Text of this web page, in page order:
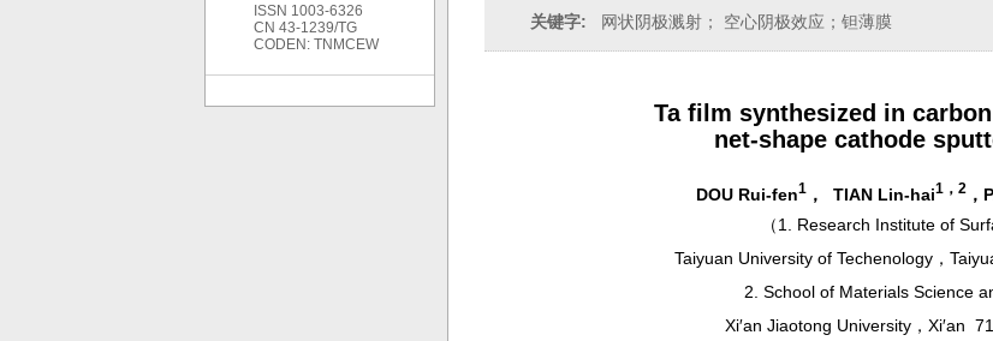
关键字: 网状阴极溅射； 空心阴极效应；钽薄膜
Ta film synthesized in
net-shape cathode
DOU Rui-fen1， TIAN Lin-hai1， 2，
（1. Research Institute of
Taiyuan University of Techenology，
2. School of Materials Science
Xi′an Jiaotong University，Xi′an
ISSN 1003-6326
CN 43-1239/TG
CODEN: TNMCEW